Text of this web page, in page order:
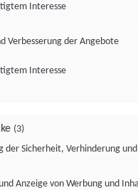
Interesse
Verbesserung der Angebote
Interesse
(3)
der Sicherheit, Verhinderung
Anzeige von Werbung und